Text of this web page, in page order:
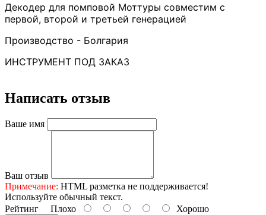
Декодер для помповой Моттуры совместим с
первой, второй и третьей генерацией
Производство - Болгария
ИНСТРУМЕНТ ПОД ЗАКАЗ
Написать отзыв
Ваше имя
Ваш отзыв
Примечание: HTML разметка не поддерживается!
Используйте обычный текст.
Рейтинг Плохо Хорошо